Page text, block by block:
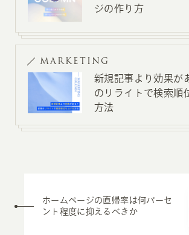
ジの作り方
MARKETING
新規記事より効果が
のリライトで検索順
方法
ホームページの直帰率は何パーセ
ント程度に抑えるべきか